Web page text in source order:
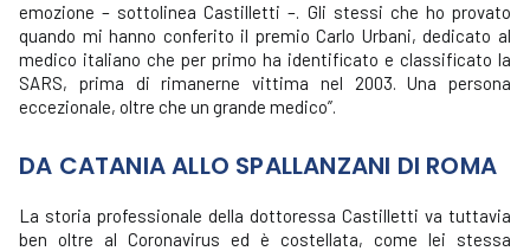
emozione – sottolinea Castilletti –. Gli stessi che ho provato
quando mi hanno conferito il premio Carlo Urbani, dedicato al
medico italiano che per primo ha identificato e classificato la
SARS, prima di rimanerne vittima nel 2003. Una persona
eccezionale, oltre che un grande medico”.
DA CATANIA ALLO SPALLANZANI DI ROMA
La storia professionale della dottoressa Castilletti va tuttavia
ben oltre al Coronavirus ed è costellata, come lei stessa